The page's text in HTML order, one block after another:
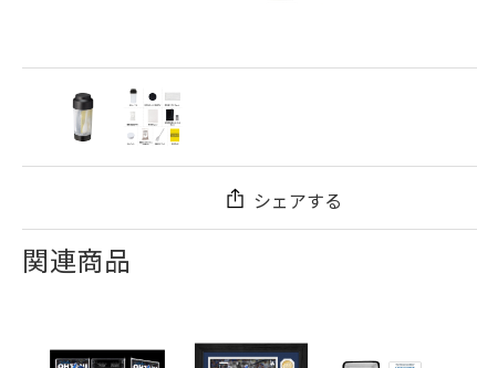
シェアする
関連商品